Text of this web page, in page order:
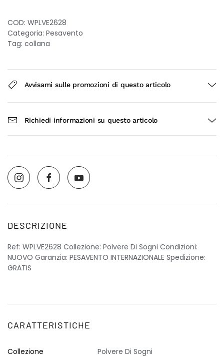
rosa
90-
95cm
COD: WPLVE2628
Categoria: Pesavento
Tag: collana
Avvisami sulle promozioni di questo articolo
Richiedi informazioni su questo articolo
DESCRIZIONE
Ref: WPLVE2628 Collezione: Polvere Di Sogni Condizioni:
NUOVO Garanzia: PESAVENTO INTERNAZIONALE Spedizione:
GRATIS
CARATTERISTICHE
Collezione Polvere Di Sogni